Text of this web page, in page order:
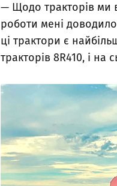
— Щодо тракторів ми
роботи мені
ці трактори є
тракторів 8R410, і